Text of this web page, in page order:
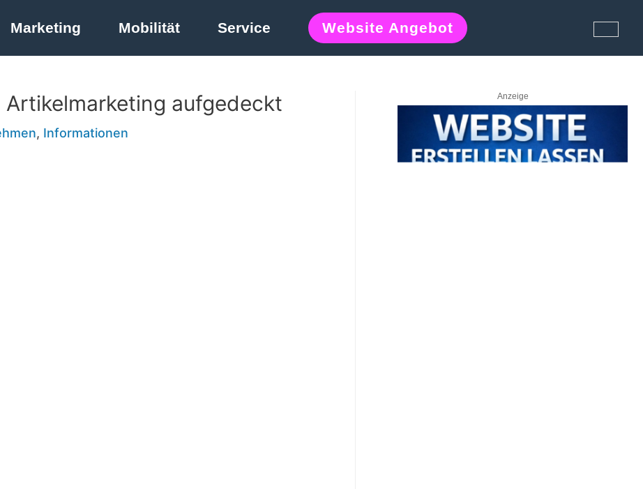
Marketing Mobilität Service Website Angebot
aufgedeckt
, Informationen
Anzeige